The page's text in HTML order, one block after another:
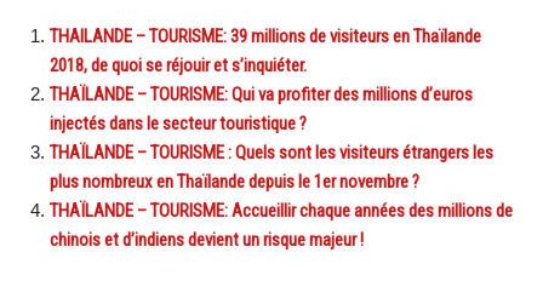
THAILANDE – TOURISME: 39 millions de visiteurs en Thaïlande
2018, de quoi se réjouir et s’inquiéter.
THAÏLANDE – TOURISME: Qui va profiter des millions d’euros
injectés dans le secteur touristique ?
THAÏLANDE – TOURISME : Quels sont les visiteurs étrangers les
plus nombreux en Thaïlande depuis le 1er novembre ?
THAÏLANDE – TOURISME: Accueillir chaque années des millions de
chinois et d’indiens devient un risque majeur !